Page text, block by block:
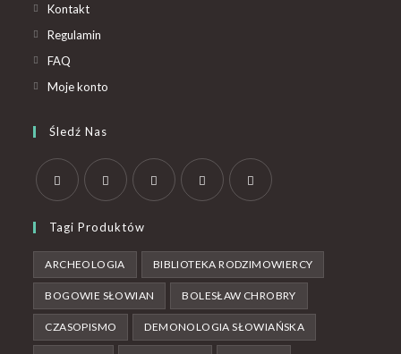
Kontakt
Regulamin
FAQ
Moje konto
Śledź Nas
Tagi Produktów
ARCHEOLOGIA BIBLIOTEKA RODZIMOWIERCY
BOGOWIE SŁOWIAN BOLESŁAW CHROBRY
CZASOPISMO DEMONOLOGIA SŁOWIAŃSKA